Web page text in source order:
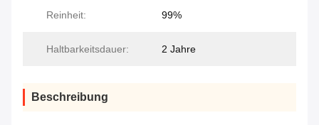
Reinheit: 99%
Haltbarkeitsdauer: 2 Jahre
Beschreibung